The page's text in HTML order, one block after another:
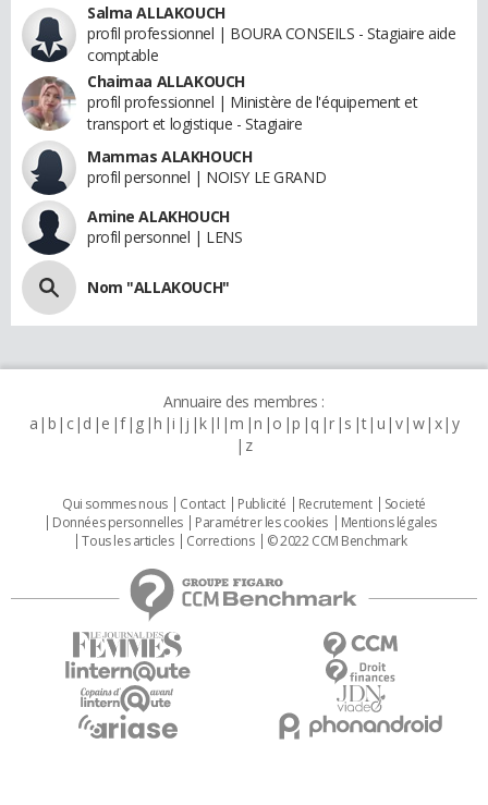
Salma ALLAKOUCH
profil professionnel | BOURA CONSEILS - Stagiaire aide
comptable
Chaimaa ALLAKOUCH
profil professionnel | Ministère de l'équipement et
transport et logistique - Stagiaire
Mammas ALAKHOUCH
profil personnel | NOISY LE GRAND
Amine ALAKHOUCH
profil personnel | LENS
Nom "ALLAKOUCH"
Annuaire des membres :
a b c d e f g h i j k l m n o p q r s t u v w x y
z
Qui sommes nous Contact Publicité Recrutement
Societé
Données personnelles
Paramétrer les cookies
Mentions légales
Tous les articles
Corrections © 2022 CCM Benchmark